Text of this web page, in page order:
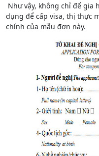
Như vậy, không chỉ để gia
dụng để cấp visa, thị thực
chính của mẫu đơn này.